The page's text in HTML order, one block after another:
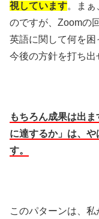
視しています。まぁ
のですが、Zoomの
英語に関して何を困
今後の方針を打ち出
もちろん成果は出
に達するか」は、
す。
このパターンは、